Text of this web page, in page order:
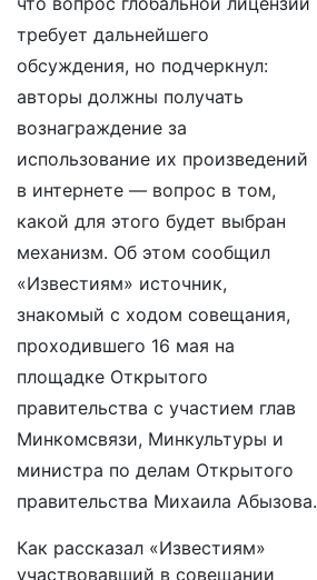
требует дальнейшего
обсуждения, но подчеркнул:
авторы должны получать
вознаграждение за
использование их произведений
в интернете — вопрос в том,
какой для этого будет выбран
механизм. Об этом сообщил
«Известиям» источник,
знакомый с ходом совещания,
проходившего 16 мая на
площадке Открытого
правительства с участием глав
Минкомсвязи, Минкультуры и
министра по делам Открытого
правительства Михаила Абызова.
Как рассказал «Известиям»
участвовавший в совещании